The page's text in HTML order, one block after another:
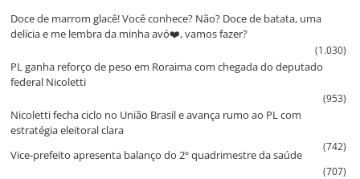
Doce de marrom glacê! Você conhece? Não? Doce de batata, uma
delícia e me lembra da minha avó❤️, vamos fazer?
(1.030)
PL ganha reforço de peso em Roraima com chegada do deputado
federal Nicoletti
(953)
Nicoletti fecha ciclo no União Brasil e avança rumo ao PL com
estratégia eleitoral clara
(742)
Vice‑prefeito apresenta balanço do 2º quadrimestre da saúde
(707)